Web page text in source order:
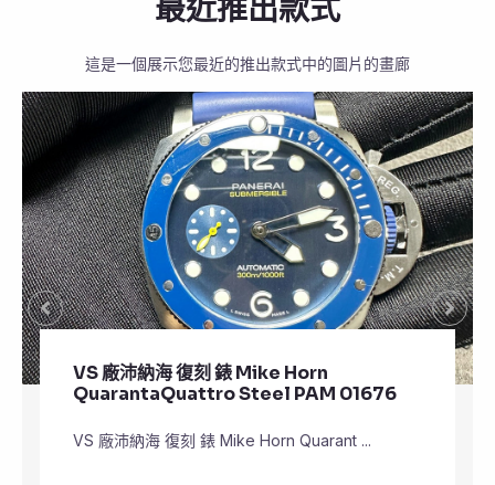
最近推出款式
這是一個展示您最近的推出款式中的圖片的畫廊
VS 廠沛納海 復刻 錶 Mike Horn
QuarantaQuattro Steel PAM 01676
VS 廠沛納海 復刻 錶 Mike Horn Quarant ...